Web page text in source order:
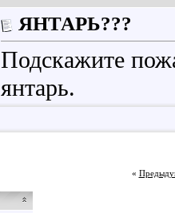
ЯНТАРЬ???
Подскажите
янтарь.
«